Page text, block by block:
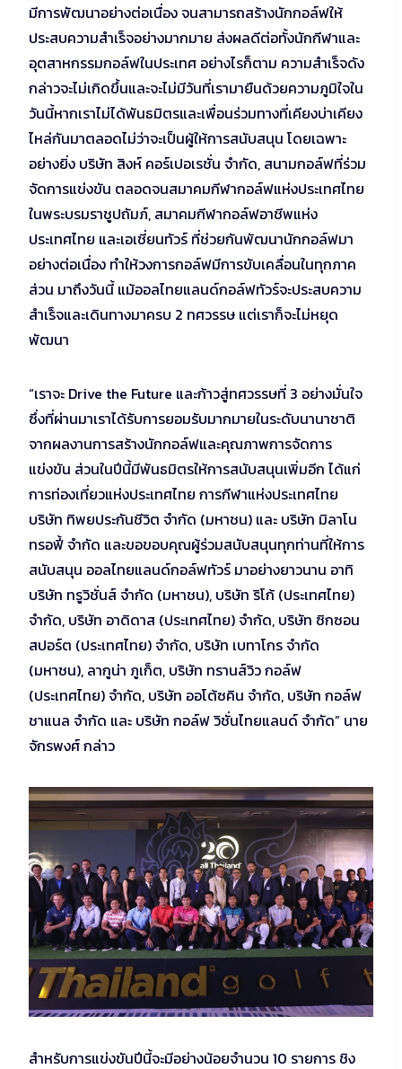
มีการพัฒนาอย่างต่อเนื่อง จนสามารถสร้างนักกอล์ฟให้
ประสบความสำเร็จอย่างมากมาย ส่งผลดีต่อทั้งนักกีฬาและ
อุตสาหกรรมกอล์ฟในประเทศ อย่างไรก็ตาม ความสำเร็จดัง
กล่าวจะไม่เกิดขึ้นและจะไม่มีวันที่เรามายืนด้วยความภูมิใจใน
วันนี้หากเราไม่ได้พันธมิตรและเพื่อนร่วมทางที่เคียงบ่าเคียง
ไหล่กันมาตลอดไม่ว่าจะเป็นผู้ให้การสนับสนุน โดยเฉพาะ
อย่างยิ่ง บริษัท สิงห์ คอร์เปอเรชั่น จำกัด, สนามกอล์ฟที่ร่วม
จัดการแข่งขัน ตลอดจนสมาคมกีฬากอล์ฟแห่งประเทศไทย
ในพระบรมราชูปถัมภ์, สมาคมกีฬากอล์ฟอาชีพแห่ง
ประเทศไทย และเอเชี่ยนทัวร์ ที่ช่วยกันพัฒนานักกอล์ฟมา
อย่างต่อเนื่อง ทำให้วงการกอล์ฟมีการขับเคลื่อนในทุกภาค
ส่วน มาถึงวันนี้ แม้ออลไทยแลนด์กอล์ฟทัวร์จะประสบความ
สำเร็จและเดินทางมาครบ 2 ทศวรรษ แต่เราก็จะไม่หยุด
พัฒนา
“เราจะ Drive the Future และก้าวสู่ทศวรรษที่ 3 อย่างมั่นใจ
ซึ่งที่ผ่านมาเราได้รับการยอมรับมากมายในระดับนานาชาติ
จากผลงานการสร้างนักกอล์ฟและคุณภาพการจัดการ
แข่งขัน ส่วนในปีนี้มีพันธมิตรให้การสนับสนุนเพิ่มอีก ได้แก่
การท่องเที่ยวแห่งประเทศไทย การกีฬาแห่งประเทศไทย
บริษัท ทิพยประกันชีวิต จำกัด (มหาชน) และ บริษัท มิลาโน
ทรอฟี้ จำกัด และขอขอบคุณผู้ร่วมสนับสนุนทุกท่านที่ให้การ
สนับสนุน ออลไทยแลนด์กอล์ฟทัวร์ มาอย่างยาวนาน อาทิ
บริษัท ทรูวิชั่นส์ จำกัด (มหาชน), บริษัท ริโก้ (ประเทศไทย)
จำกัด, บริษัท อาดิดาส (ประเทศไทย) จำกัด, บริษัท ซิกซอน
สปอร์ต (ประเทศไทย) จำกัด, บริษัท เบทาโกร จำกัด
(มหาชน), ลากูน่า ภูเก็ต, บริษัท ทรานส์วิว กอล์ฟ
(ประเทศไทย) จำกัด, บริษัท ออโต้ซคิน จำกัด, บริษัท กอล์ฟ
ชาแนล จำกัด และ บริษัท กอล์ฟ วิชั่นไทยแลนด์ จำกัด” นาย
จักรพงศ์ กล่าว
สำหรับการแข่งขันปีนี้จะมีอย่างน้อยจำนวน 10 รายการ ชิง